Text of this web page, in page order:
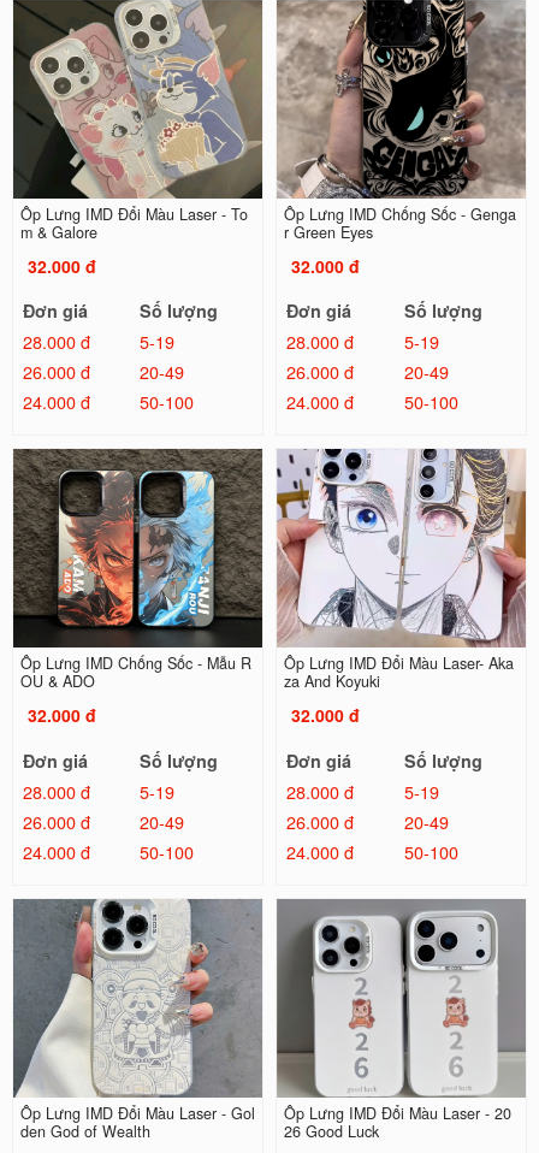
Ốp Lưng IMD Đổi Màu Laser - To
m & Galore
32.000 đ
Đơn giá
Số lượng
28.000 đ
5-19
26.000 đ
20-49
24.000 đ
50-100
Ốp Lưng IMD Chống Sốc - Genga
r Green Eyes
32.000 đ
Đơn giá
Số lượng
28.000 đ
5-19
26.000 đ
20-49
24.000 đ
50-100
Ốp Lưng IMD Chống Sốc - Mẫu R
OU & ADO
32.000 đ
Đơn giá
Số lượng
28.000 đ
5-19
26.000 đ
20-49
24.000 đ
50-100
Ốp Lưng IMD Đổi Màu Laser- Aka
za And Koyuki
32.000 đ
Đơn giá
Số lượng
28.000 đ
5-19
26.000 đ
20-49
24.000 đ
50-100
Ốp Lưng IMD Đổi Màu Laser - Gol
den God of Wealth
Ốp Lưng IMD Đổi Màu Laser - 20
26 Good Luck